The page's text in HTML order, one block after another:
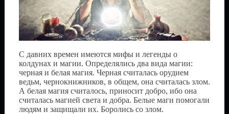
С давних времен имеются мифы и легенды о
колдунах и магии. Определялись два вида магии:
черная и белая магия. Черная считалась орудием
ведьм, чернокнижников, в общем, она считалась злом.
А белая магия считалось, приносит добро, ибо она
считалась магией света и добра. Белые маги помогали
людям и защищали их. Боролись со злом.